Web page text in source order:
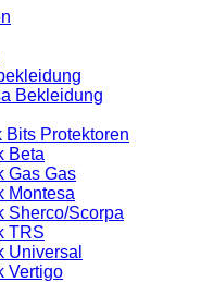
Bekleidung
Bits Protektoren
Beta
Gas Gas
Montesa
Sherco/Scorpa
TRS
Universal
Vertigo